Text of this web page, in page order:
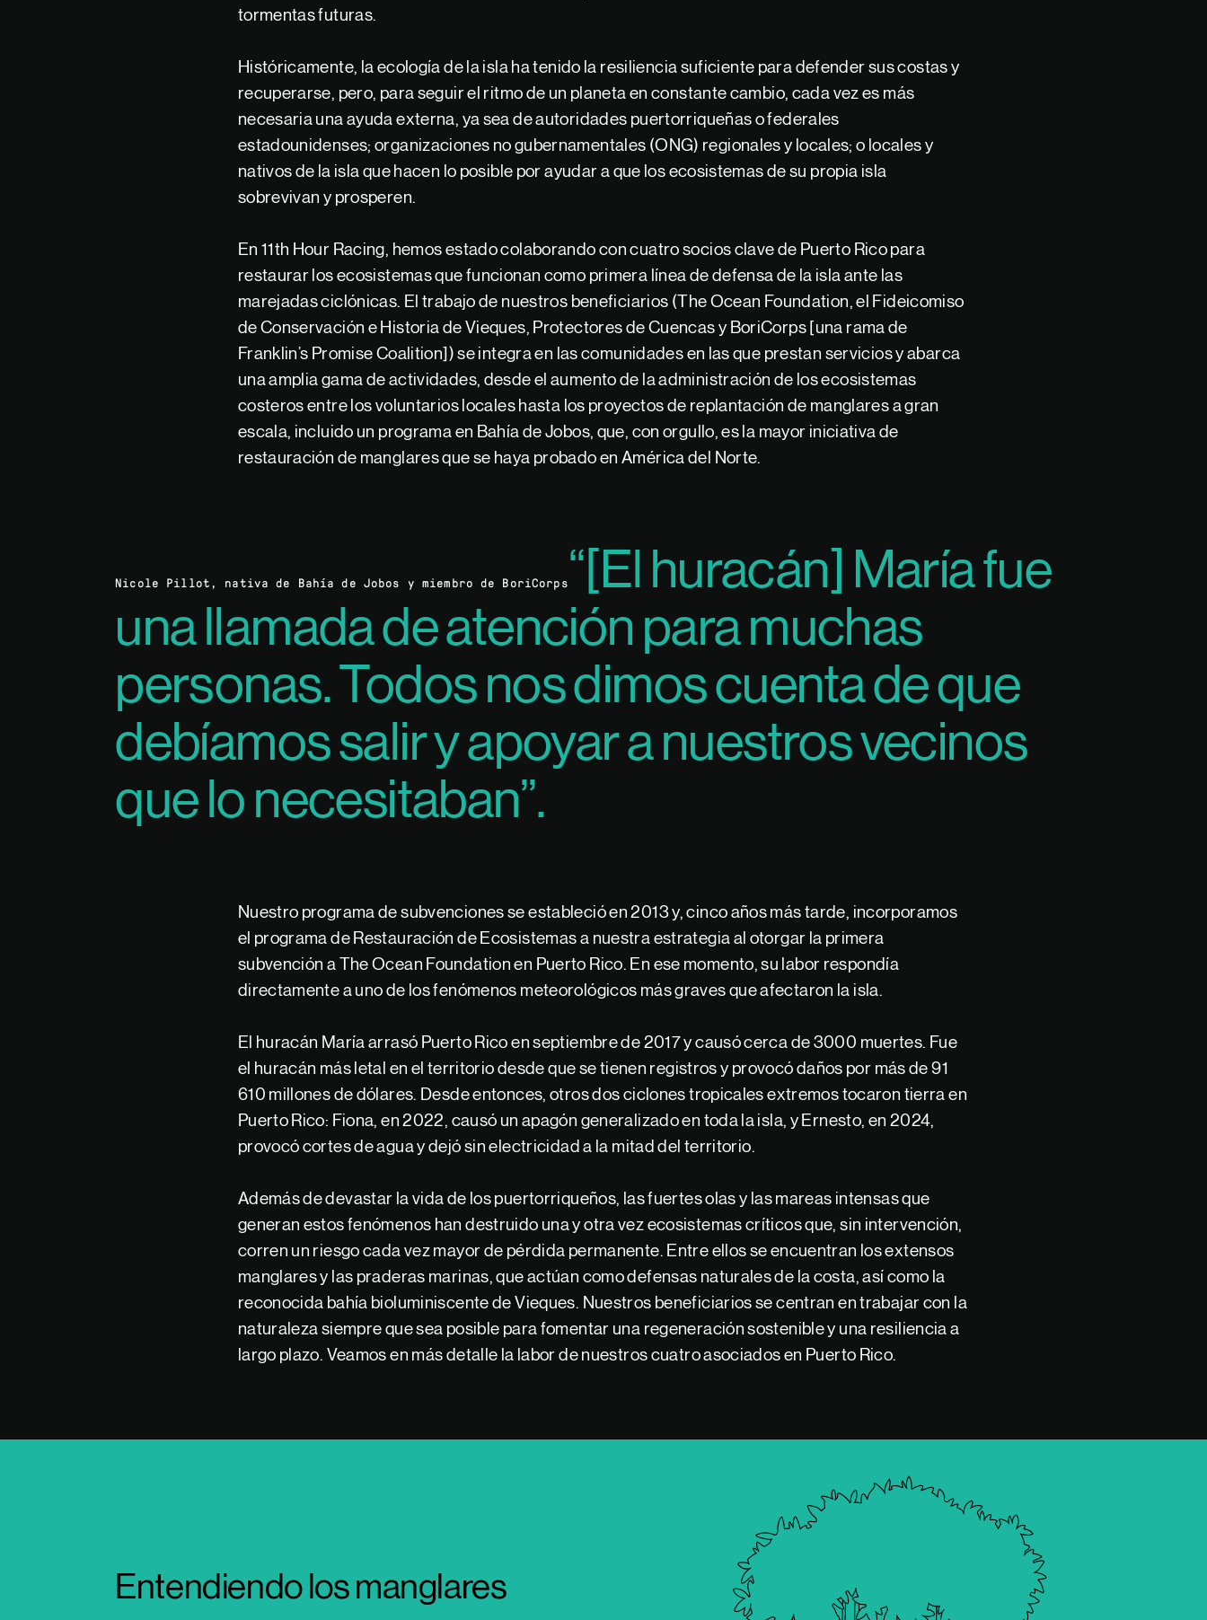
tormentas futuras.
Históricamente, la ecología de la isla ha tenido la resiliencia suficiente para defender sus costas y
recuperarse, pero, para seguir el ritmo de un planeta en constante cambio, cada vez es más
necesaria una ayuda externa, ya sea de autoridades puertorriqueñas o federales
estadounidenses; organizaciones no gubernamentales (ONG) regionales y locales; o locales y
nativos de la isla que hacen lo posible por ayudar a que los ecosistemas de su propia isla
sobrevivan y prosperen.
En 11th Hour Racing, hemos estado colaborando con cuatro socios clave de Puerto Rico para
restaurar los ecosistemas que funcionan como primera línea de defensa de la isla ante las
marejadas ciclónicas. El trabajo de nuestros beneficiarios (The Ocean Foundation, el Fideicomiso
de Conservación e Historia de Vieques, Protectores de Cuencas y BoriCorps [una rama de
Franklin’s Promise Coalition]) se integra en las comunidades en las que prestan servicios y abarca
una amplia gama de actividades, desde el aumento de la administración de los ecosistemas
costeros entre los voluntarios locales hasta los proyectos de replantación de manglares a gran
escala, incluido un programa en Bahía de Jobos, que, con orgullo, es la mayor iniciativa de
restauración de manglares que se haya probado en América del Norte.
Nicole Pillot, nativa de Bahía de Jobos y miembro de BoriCorps“[El huracán] María fue
una llamada de atención para muchas
personas. Todos nos dimos cuenta de que
debíamos salir y apoyar a nuestros vecinos
que lo necesitaban”.
Nuestro programa de subvenciones se estableció en 2013 y, cinco años más tarde, incorporamos
el programa de Restauración de Ecosistemas a nuestra estrategia al otorgar la primera
subvención a The Ocean Foundation en Puerto Rico. En ese momento, su labor respondía
directamente a uno de los fenómenos meteorológicos más graves que afectaron la isla.
El huracán María arrasó Puerto Rico en septiembre de 2017 y causó cerca de 3000 muertes. Fue
el huracán más letal en el territorio desde que se tienen registros y provocó daños por más de 91
610 millones de dólares. Desde entonces, otros dos ciclones tropicales extremos tocaron tierra en
Puerto Rico: Fiona, en 2022, causó un apagón generalizado en toda la isla, y Ernesto, en 2024,
provocó cortes de agua y dejó sin electricidad a la mitad del territorio.
Además de devastar la vida de los puertorriqueños, las fuertes olas y las mareas intensas que
generan estos fenómenos han destruido una y otra vez ecosistemas críticos que, sin intervención,
corren un riesgo cada vez mayor de pérdida permanente. Entre ellos se encuentran los extensos
manglares y las praderas marinas, que actúan como defensas naturales de la costa, así como la
reconocida bahía bioluminiscente de Vieques. Nuestros beneficiarios se centran en trabajar con la
naturaleza siempre que sea posible para fomentar una regeneración sostenible y una resiliencia a
largo plazo. Veamos en más detalle la labor de nuestros cuatro asociados en Puerto Rico.
Entendiendo los manglares